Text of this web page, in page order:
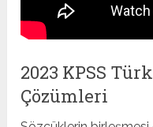
2023 KPSS
Çözümleri